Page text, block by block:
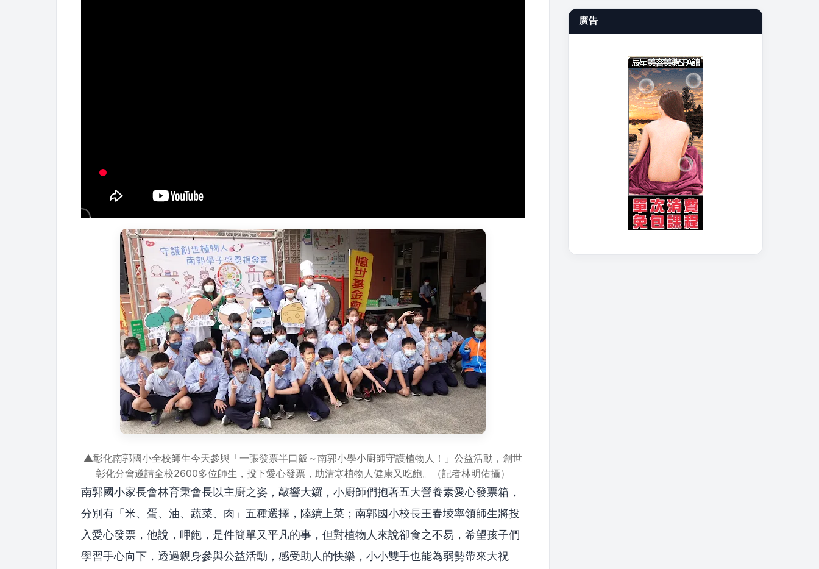
▲彰化南郭國小全校師生今天參與「一張發票半口飯～南郭小學小廚師守護植物人！」公益活動，創世
彰化分會邀請全校2600多位師生，投下愛心發票，助清寒植物人健康又吃飽。（記者林明佑攝）
南郭國小家長會林育秉會長以主廚之姿，敲響大鑼，小廚師們抱著五大營養素愛心發票箱，
分別有「米、蛋、油、蔬菜、肉」五種選擇，陸續上菜；南郭國小校長王春堎率領師生將投
入愛心發票，他說，呷飽，是件簡單又平凡的事，但對植物人來說卻食之不易，希望孩子們
學習手心向下，透過親身參與公益活動，感受助人的快樂，小小雙手也能為弱勢帶來大祝
廣告